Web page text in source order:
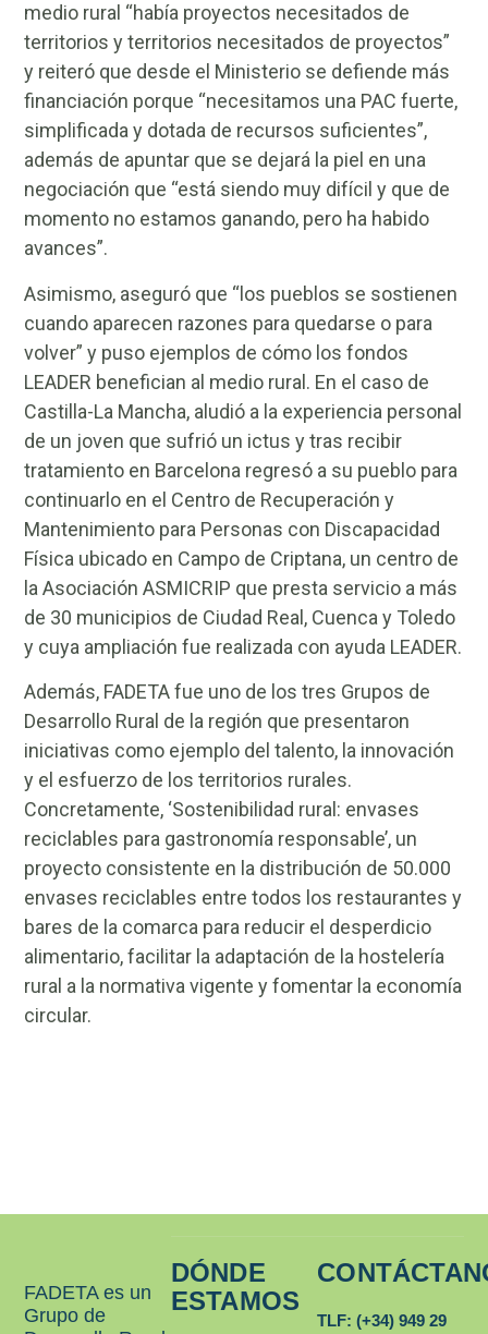
medio rural “había proyectos necesitados de
territorios y territorios necesitados de proyectos”
y reiteró que desde el Ministerio se defiende más
financiación porque “necesitamos una PAC fuerte,
simplificada y dotada de recursos suficientes”,
además de apuntar que se dejará la piel en una
negociación que “está siendo muy difícil y que de
momento no estamos ganando, pero ha habido
avances”.
Asimismo, aseguró que “los pueblos se sostienen
cuando aparecen razones para quedarse o para
volver” y puso ejemplos de cómo los fondos
LEADER benefician al medio rural. En el caso de
Castilla-La Mancha, aludió a la experiencia personal
de un joven que sufrió un ictus y tras recibir
tratamiento en Barcelona regresó a su pueblo para
continuarlo en el Centro de Recuperación y
Mantenimiento para Personas con Discapacidad
Física ubicado en Campo de Criptana, un centro de
la Asociación ASMICRIP que presta servicio a más
de 30 municipios de Ciudad Real, Cuenca y Toledo
y cuya ampliación fue realizada con ayuda LEADER.
Además, FADETA fue uno de los tres Grupos de
Desarrollo Rural de la región que presentaron
iniciativas como ejemplo del talento, la innovación
y el esfuerzo de los territorios rurales.
Concretamente, ‘Sostenibilidad rural: envases
reciclables para gastronomía responsable’, un
proyecto consistente en la distribución de 50.000
envases reciclables entre todos los restaurantes y
bares de la comarca para reducir el desperdicio
alimentario, facilitar la adaptación de la hostelería
rural a la normativa vigente y fomentar la economía
circular.
FADETA es un
Grupo de
DÓNDE
ESTAMOS
TLF: (+34) 949 29